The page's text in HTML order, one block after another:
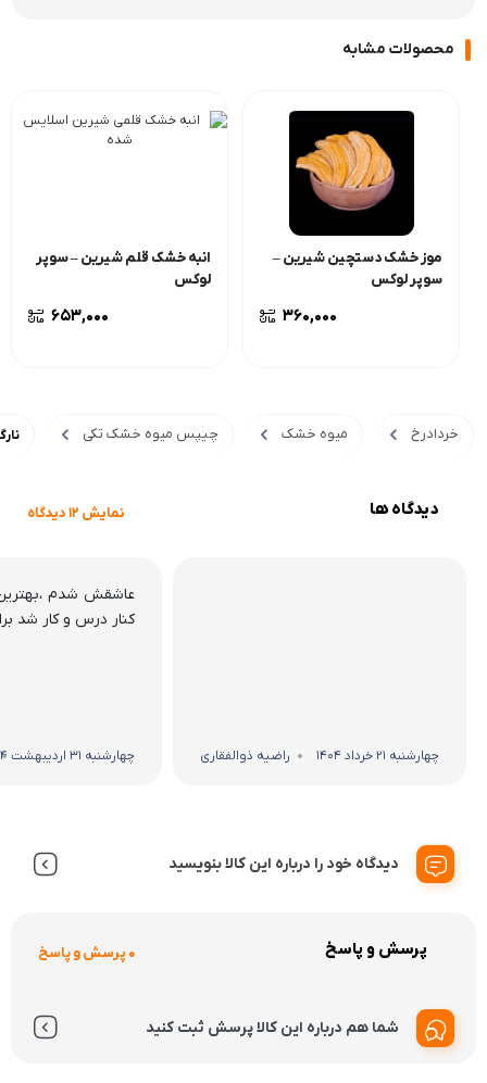
محصولات مشابه
موز خشک دستچین شیرین –
سوپر لوکس
360,000
انبه خشک قلم شیرین – سوپر
لوکس
653,000
خردادرخ میوه خشک چیپس میوه خشک تکی
دیدگاه ها نمایش 12 دیدگاه
چهارشنبه 21 خرداد 1404 راضیه ذوالفقاری
عاشقش شدم
کنار درس و کار شد
چهارشنبه 31 اردیبهشت 1404
دیدگاه خود را درباره این کالا بنویسید
پرسش و پاسخ 0 پرسش و پاسخ
شما هم درباره این کالا پرسش ثبت کنید